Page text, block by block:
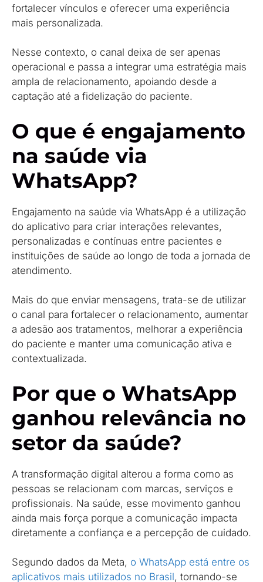
fortalecer vínculos e oferecer uma experiência
mais personalizada.
Nesse contexto, o canal deixa de ser apenas
operacional e passa a integrar uma estratégia mais
ampla de relacionamento, apoiando desde a
captação até a fidelização do paciente.
O que é engajamento
na saúde via
WhatsApp?
Engajamento na saúde via WhatsApp é a utilização
do aplicativo para criar interações relevantes,
personalizadas e contínuas entre pacientes e
instituições de saúde ao longo de toda a jornada de
atendimento.
Mais do que enviar mensagens, trata-se de utilizar
o canal para fortalecer o relacionamento, aumentar
a adesão aos tratamentos, melhorar a experiência
do paciente e manter uma comunicação ativa e
contextualizada.
Por que o WhatsApp
ganhou relevância no
setor da saúde?
A transformação digital alterou a forma como as
pessoas se relacionam com marcas, serviços e
profissionais. Na saúde, esse movimento ganhou
ainda mais força porque a comunicação impacta
diretamente a confiança e a percepção de cuidado.
Segundo dados da Meta, o WhatsApp está entre os
aplicativos mais utilizados no Brasil, tornando-se